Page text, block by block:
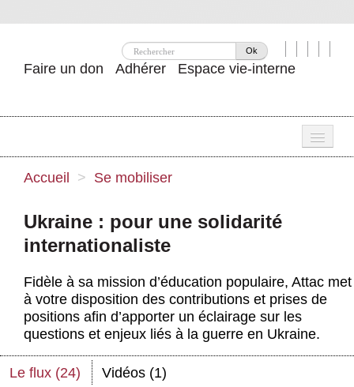
Ok
Faire un don Adhérer Espace vie-interne
Nos idées
Publications
Agenda
Actus et médias
Accueil > Se mobiliser
Ukraine : pour une solidarité
internationaliste
Fidèle à sa mission d’éducation populaire, Attac met
à votre disposition des contributions et prises de
positions afin d’apporter un éclairage sur les
questions et enjeux liés à la guerre en Ukraine.
Le flux (24) Vidéos (1)